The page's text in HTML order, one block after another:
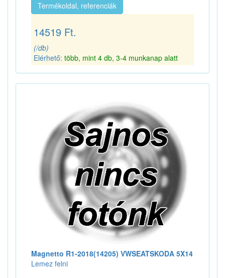
Termékoldal, referenciák
14519 Ft.
(/db)
Elérhető: több, mint 4 db, 3-4 munkanap alatt
Magnetto R1-2018(14205) VWSEATSKODA 5X14
Lemez felni